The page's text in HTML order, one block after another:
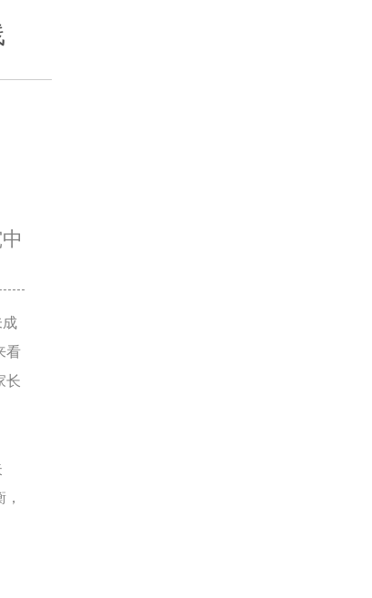
看
长